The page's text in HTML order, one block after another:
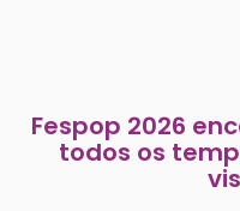
Fespop 2026
todos os